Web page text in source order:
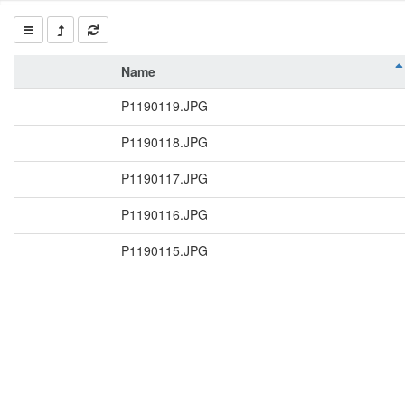
Name
P1190119.JPG
P1190118.JPG
P1190117.JPG
P1190116.JPG
P1190115.JPG